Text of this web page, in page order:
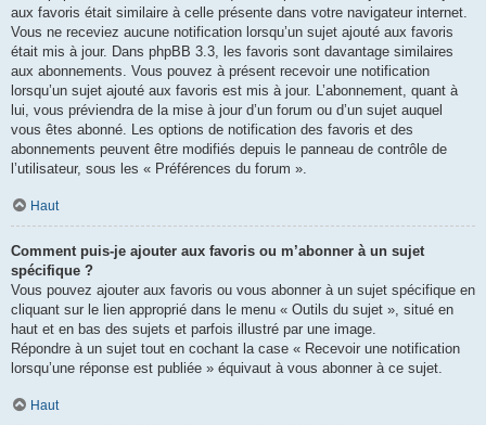
aux favoris était similaire à celle présente dans votre navigateur internet.
Vous ne receviez aucune notification lorsqu’un sujet ajouté aux favoris
était mis à jour. Dans phpBB 3.3, les favoris sont davantage similaires
aux abonnements. Vous pouvez à présent recevoir une notification
lorsqu’un sujet ajouté aux favoris est mis à jour. L’abonnement, quant à
lui, vous préviendra de la mise à jour d’un forum ou d’un sujet auquel
vous êtes abonné. Les options de notification des favoris et des
abonnements peuvent être modifiés depuis le panneau de contrôle de
l’utilisateur, sous les « Préférences du forum ».
Haut
Comment puis-je ajouter aux favoris ou m’abonner à un sujet
spécifique ?
Vous pouvez ajouter aux favoris ou vous abonner à un sujet spécifique en
cliquant sur le lien approprié dans le menu « Outils du sujet », situé en
haut et en bas des sujets et parfois illustré par une image.
Répondre à un sujet tout en cochant la case « Recevoir une notification
lorsqu’une réponse est publiée » équivaut à vous abonner à ce sujet.
Haut